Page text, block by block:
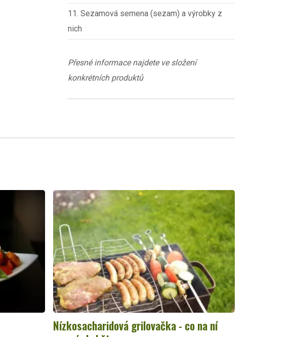
11. Sezamová semena (sezam) a výrobky z
nich
Přesné informace najdete ve složení
konkrétních produktů
Nízkosacharidová grilovačka - co na ní